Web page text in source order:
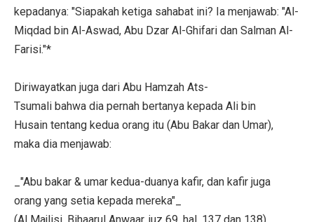
kepadanya: "Siapakah ketiga sahabat ini? Ia menjawab: "Al-
Miqdad bin Al-Aswad, Abu Dzar Al-Ghifari dan Salman Al-
Farisi."*
Diriwayatkan juga dari Abu Hamzah Ats-
Tsumali bahwa dia pernah bertanya kepada Ali bin
Husain tentang kedua orang itu (Abu Bakar dan Umar),
maka dia menjawab:
_"Abu bakar & umar kedua-duanya kafir, dan kafir juga
orang yang setia kepada mereka"_